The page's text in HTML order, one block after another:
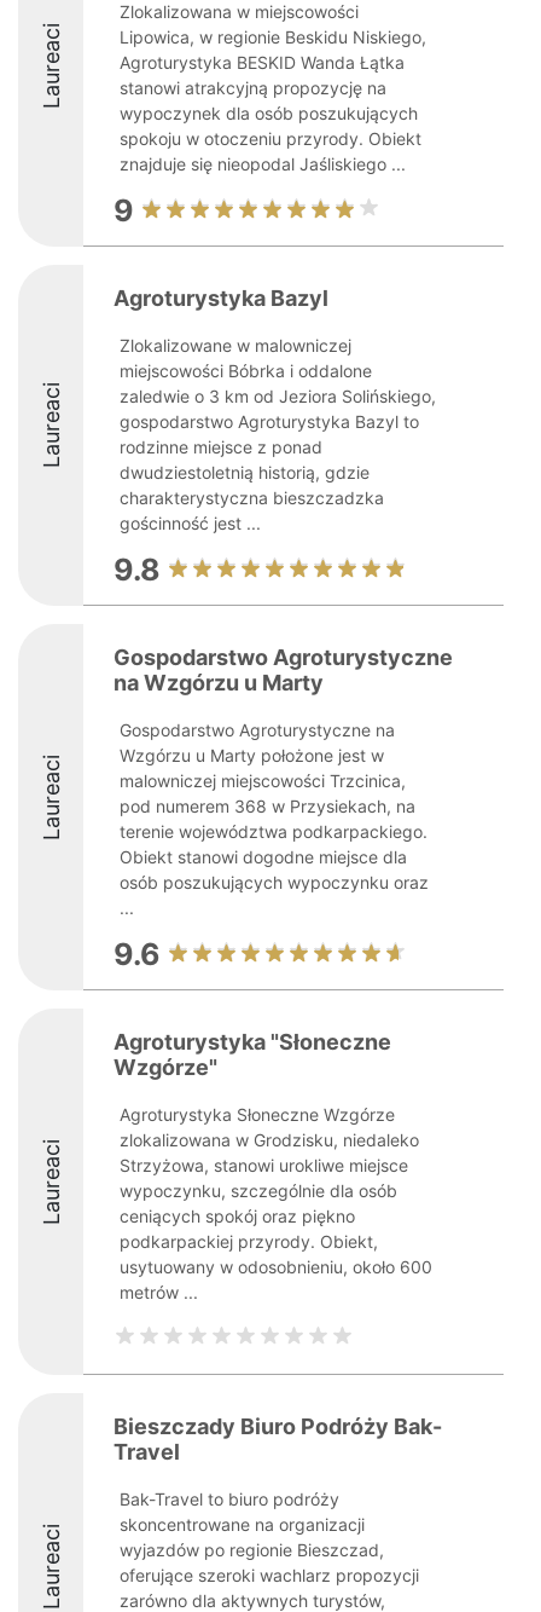
Laureaci
Zlokalizowana w miejscowości
Lipowica, w regionie Beskidu Niskiego,
Agroturystyka BESKID Wanda Łątka
stanowi atrakcyjną propozycję na
wypoczynek dla osób poszukujących
spokoju w otoczeniu przyrody. Obiekt
znajduje się nieopodal Jaśliskiego ...
9
Laureaci
Agroturystyka Bazyl
Zlokalizowane w malowniczej
miejscowości Bóbrka i oddalone
zaledwie o 3 km od Jeziora Solińskiego,
gospodarstwo Agroturystyka Bazyl to
rodzinne miejsce z ponad
dwudziestoletnią historią, gdzie
charakterystyczna bieszczadzka
gościnność jest ...
9.8
Laureaci
Gospodarstwo Agroturystyczne
na Wzgórzu u Marty
Gospodarstwo Agroturystyczne na
Wzgórzu u Marty położone jest w
malowniczej miejscowości Trzcinica,
pod numerem 368 w Przysiekach, na
terenie województwa podkarpackiego.
Obiekt stanowi dogodne miejsce dla
osób poszukujących wypoczynku oraz
...
9.6
Laureaci
Agroturystyka "Słoneczne
Wzgórze"
Agroturystyka Słoneczne Wzgórze
zlokalizowana w Grodzisku, niedaleko
Strzyżowa, stanowi urokliwe miejsce
wypoczynku, szczególnie dla osób
ceniących spokój oraz piękno
podkarpackiej przyrody. Obiekt,
usytuowany w odosobnieniu, około 600
metrów ...
Laureaci
Bieszczady Biuro Podróży Bak-
Travel
Bak-Travel to biuro podróży
skoncentrowane na organizacji
wyjazdów po regionie Bieszczad,
oferujące szeroki wachlarz propozycji
zarówno dla aktywnych turystów,